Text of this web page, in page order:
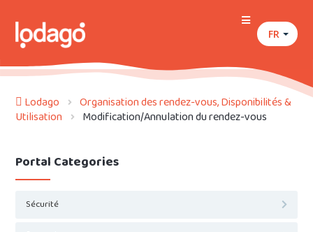
FR
Lodago Organisation des rendez-vous, Disponibilités &
Utilisation Modification/Annulation du rendez-vous
Portal Categories
Sécurité